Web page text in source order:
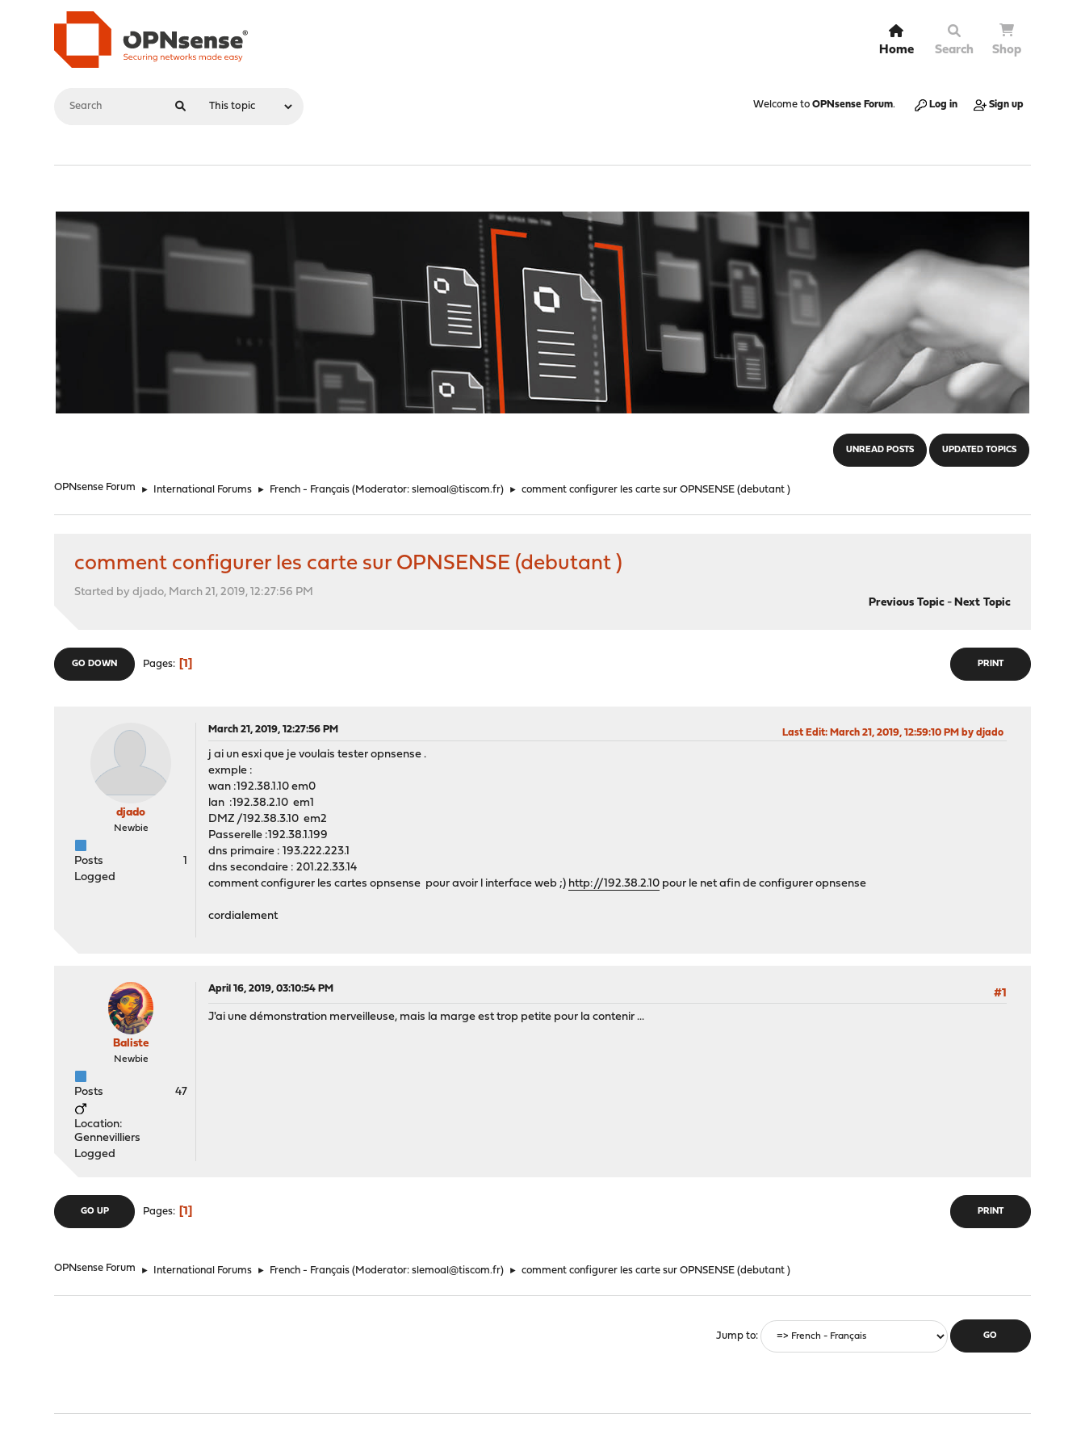
Home Search Shop
Welcome to OPNsense Forum. Log in Sign up
UNREAD POSTS UPDATED TOPICS
OPNsense Forum ► International Forums ► French - Français (Moderator:slemoal@tiscom.fr) ► comment configurer les carte sur OPNSENSE (debutant )
comment configurer les carte sur OPNSENSE (debutant )
Started by djado, March 21, 2019, 12:27:56 PM
Previous Topic- Next Topic
PRINT
GO DOWN Pages 1
djado
Newbie
Posts
1
Logged
March 21, 2019, 12:27:56 PM Last Edit: March 21, 2019, 12:59:10 PM by djado
j ai un esxi que je voulais tester opnsense .
exmple :
wan :192.38.1.10 em0
lan :192.38.2.10 em1
DMZ /192.38.3.10 em2
Passerelle :192.38.1.199
dns primaire : 193.222.223.1
dns secondaire : 201.22.33.14
comment configurer les cartes opnsense pour avoir l interface web ;) http://192.38.2.10 pour le net afin de configurer opnsense
cordialement
Baliste
Newbie
Posts 47
Location:
Gennevilliers
Logged
April 16, 2019, 03:10:54 PM
#1
J'ai une démonstration merveilleuse, mais la marge est trop petite pour la contenir ...
PRINT
GO UP Pages 1
OPNsense Forum ► International Forums ► French - Français (Moderator:slemoal@tiscom.fr) ► comment configurer les carte sur OPNSENSE (debutant )
Jump to